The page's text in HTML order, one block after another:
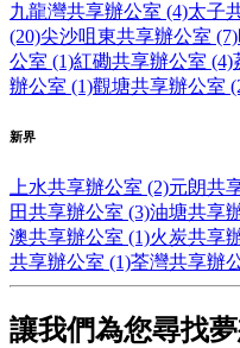
九龍灣共享辦公室 (4)太子
(20)尖沙咀東共享辦公室 (7)
公室 (1)紅磡共享辦公室 (4)
辦公室 (1)觀塘共享辦公室
新界
上水共享辦公室 (2)元朗共
田共享辦公室 (3)油塘共享
澳共享辦公室 (1)火炭共享
共享辦公室 (1)荃灣共享辦
讓我們為您尋找夢